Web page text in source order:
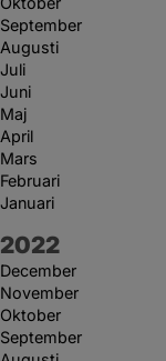
September
Augusti
Juli
Juni
Maj
April
Mars
Februari
Januari
År:
2022
December
November
Oktober
September